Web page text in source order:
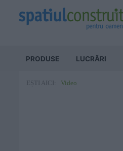
PRODUSE LUCRĂRI
EȘTI AICI: Video